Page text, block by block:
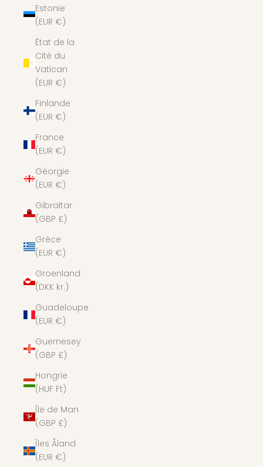
Estonie
(EUR €)
État de la
Cité du
Vatican
(EUR €)
Finlande
(EUR €)
France
(EUR €)
Géorgie
(EUR €)
Gibraltar
(GBP £)
Grèce
(EUR €)
Groenland
(DKK kr.)
Guadeloupe
(EUR €)
Guernesey
(GBP £)
Hongrie
(HUF Ft)
Île de Man
(GBP £)
Îles Åland
(EUR €)